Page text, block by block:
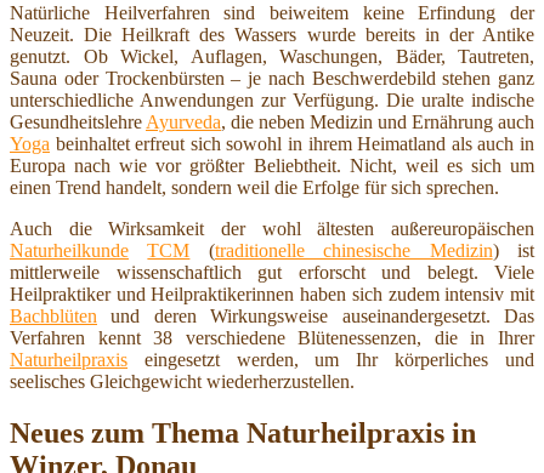
Natürliche Heilverfahren sind beiweitem keine Erfindung der
Neuzeit. Die Heilkraft des Wassers wurde bereits in der Antike
genutzt. Ob Wickel, Auflagen, Waschungen, Bäder, Tautreten,
Sauna oder Trockenbürsten – je nach Beschwerdebild stehen ganz
unterschiedliche Anwendungen zur Verfügung. Die uralte indische
Gesundheitslehre Ayurveda, die neben Medizin und Ernährung auch
Yoga beinhaltet erfreut sich sowohl in ihrem Heimatland als auch in
Europa nach wie vor größter Beliebtheit. Nicht, weil es sich um
einen Trend handelt, sondern weil die Erfolge für sich sprechen.
Auch die Wirksamkeit der wohl ältesten außereuropäischen
Naturheilkunde
TCM (traditionelle chinesische Medizin) ist
mittlerweile wissenschaftlich gut erforscht und belegt. Viele
Heilpraktiker und Heilpraktikerinnen haben sich zudem intensiv mit
Bachblüten und deren Wirkungsweise auseinandergesetzt. Das
Verfahren kennt 38 verschiedene Blütenessenzen, die in Ihrer
Naturheilpraxis eingesetzt werden, um Ihr körperliches und
seelisches Gleichgewicht wiederherzustellen.
Neues zum Thema Naturheilpraxis in
Winzer, Donau